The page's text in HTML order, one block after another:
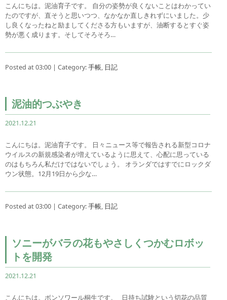
こんにちは。泥油育子です。 自分の姿勢が良くないことはわかってい
たのですが、直そうと思いつつ、なかなか直しきれずにいました。少
し良くなったねと励ましてくださる方もいますが、油断するとすぐ姿
勢が悪く成ります。そしてそろそろ…
Posted at 03:00 | Category:手帳, 日記
泥油的つぶやき
2021.12.21
こんにちは。泥油育子です。 日々ニュース等で報告される新型コロナ
ウイルスの新規感染者が増えているように思えて、心配に思っている
のはもちろん私だけではないでしょう。 オランダではすでにロックダ
ウン状態。12月19日から少な…
Posted at 03:00 | Category:手帳, 日記
ソニーがバラの花もやさしくつかむロボッ
トを開発
2021.12.21
こんにちは。ボンソワール桐生です。 日持ち試験という切花の品質